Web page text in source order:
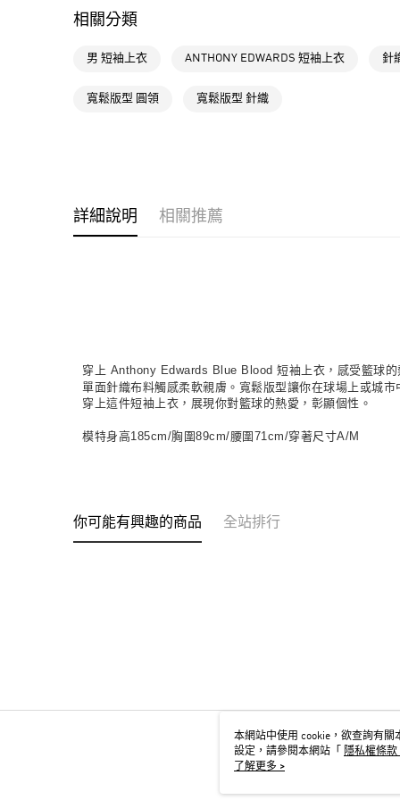
相關分類
男 短袖上衣 ANTHONY EDWARDS 短袖上衣 針
寬鬆版型 圓領 寬鬆版型 針織
詳細說明 相關推薦
穿上 Anthony Edwards Blue Blood 短袖上衣，感受籃球
單面針織布料觸感柔軟親膚。寬鬆版型讓你在球場上或城
穿上這件短袖上衣，展現你對籃球的熱愛，彰顯個性。
模特身高185cm/胸圍89cm/腰圍71cm/穿著尺寸A/M
你可能有興趣的商品 全站排行
本網站中使用 cookie，欲查詢有關
設定，請參閱本網站「
隱私權條款
用 cookie。
了解更多 >